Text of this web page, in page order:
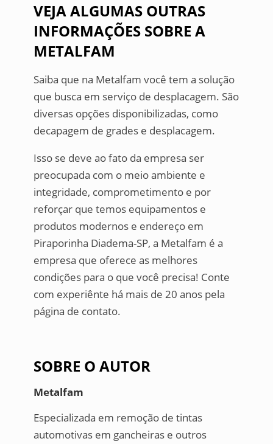
VEJA ALGUMAS OUTRAS
INFORMAÇÕES SOBRE A
METALFAM
Saiba que na Metalfam você tem a solução
que busca em serviço de desplacagem. São
diversas opções disponibilizadas, como
decapagem de grades e desplacagem.
Isso se deve ao fato da empresa ser
preocupada com o meio ambiente e
integridade, comprometimento e por
reforçar que temos equipamentos e
produtos modernos e endereço em
Piraporinha Diadema-SP, a Metalfam é a
empresa que oferece as melhores
condições para o que você precisa! Conte
com experiênte há mais de 20 anos pela
página de contato.
SOBRE O AUTOR
Metalfam
Especializada em remoção de tintas
automotivas em gancheiras e outros